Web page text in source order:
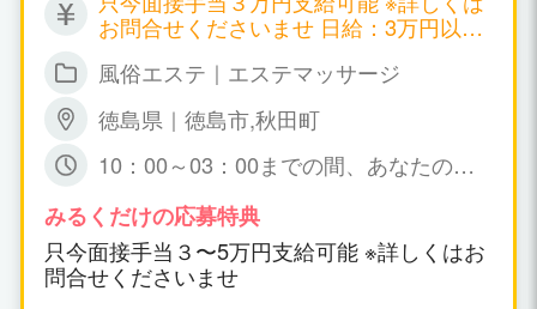
できるサービスのみがお仕事の内容になりま
す。 できないサービス、苦手なサービスの強
要は一切ありませんよ！ 貴女のできる限りの
サービスを事前に教えてくださいね^^
お問合せくださいませ 日給：3万円以上
風俗エステ｜エステマッサージ
徳島県｜徳島市,秋田町
10：00～03：00までの間、あなたの可
すょ☆ 特に、規定はありません。
みるくだけの応募特典
只今面接手当３〜5万円支給可能 ※詳しくはお
問合せくださいませ